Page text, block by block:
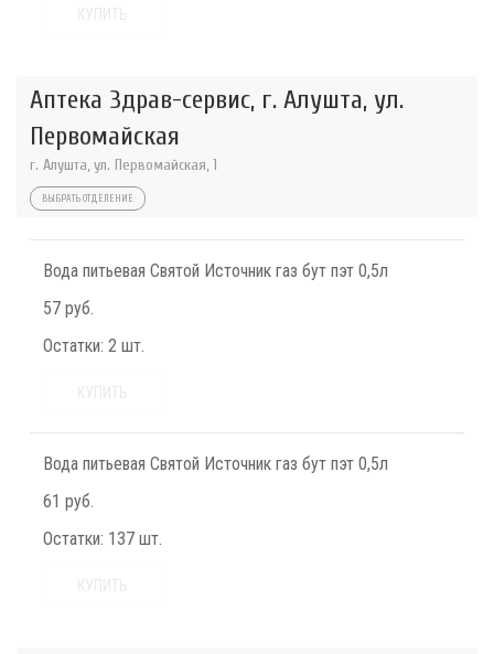
Аптека Здрав-сервис, г. Алушта, ул.
Первомайская
г. Алушта, ул. Первомайская, 1
ВЫБРАТЬ ОТДЕЛЕНИЕ
Вода питьевая Святой Источник газ бут пэт 0,5л
57 руб.
Остатки: 2 шт.
Вода питьевая Святой Источник газ бут пэт 0,5л
61 руб.
Остатки: 137 шт.